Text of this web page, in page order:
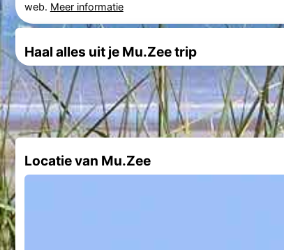
web. Meer informatie
Haal alles uit je Mu.Zee trip
Locatie van Mu.Zee